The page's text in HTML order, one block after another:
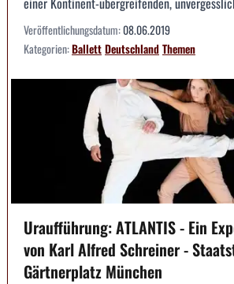
Veröffentlichungsdatum:08.06.2019
Kategorien:BallettDeutschlandThemen
Uraufführung: ATLANTIS - Ein
von Karl Alfred Schreiner -
Gärtnerplatz München